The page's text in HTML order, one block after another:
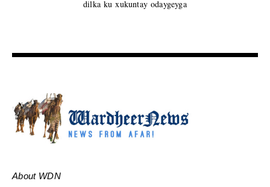
dilka ku xukuntay odaygeyga
About WDN